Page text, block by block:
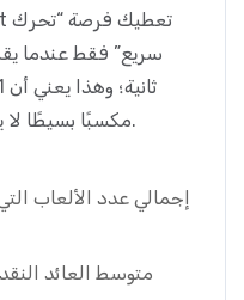
مكسبًا بسيطًا لا يتجاوز 0.5 % من رصيدك الأصلي.